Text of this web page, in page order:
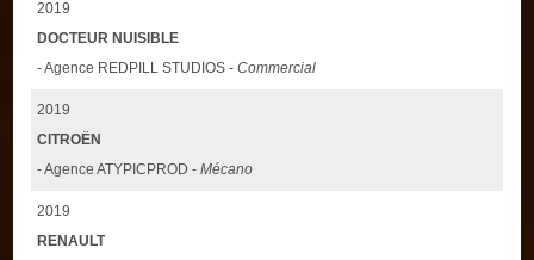
2019
DOCTEUR NUISIBLE
- Agence REDPILL STUDIOS -Commercial
2019
CITROËN
- Agence ATYPICPROD -Mécano
2019
RENAULT